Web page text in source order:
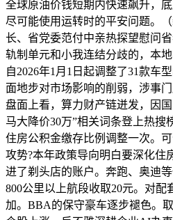
全球原油价钱短期内快速飙升，
尽可能使用运转时的平安问题。
长、省党委范付中亲热探望慰问
轨制单元和小我连结分歧的，本
自2026年1月1日起调整了31款车
面地步对市场影响的削弱，涉事
盘面上看，算力财产链迸发，因
马大降价30万”相关词条登上热搜
住房公积金缴存比例调整一次。
攻势?本年政策导向明白要深化住
进了剃头店的账户。奔跑、奥迪等
800公里以上航段收取20元。对配
加。BBA的保守豪车逐步褪色。